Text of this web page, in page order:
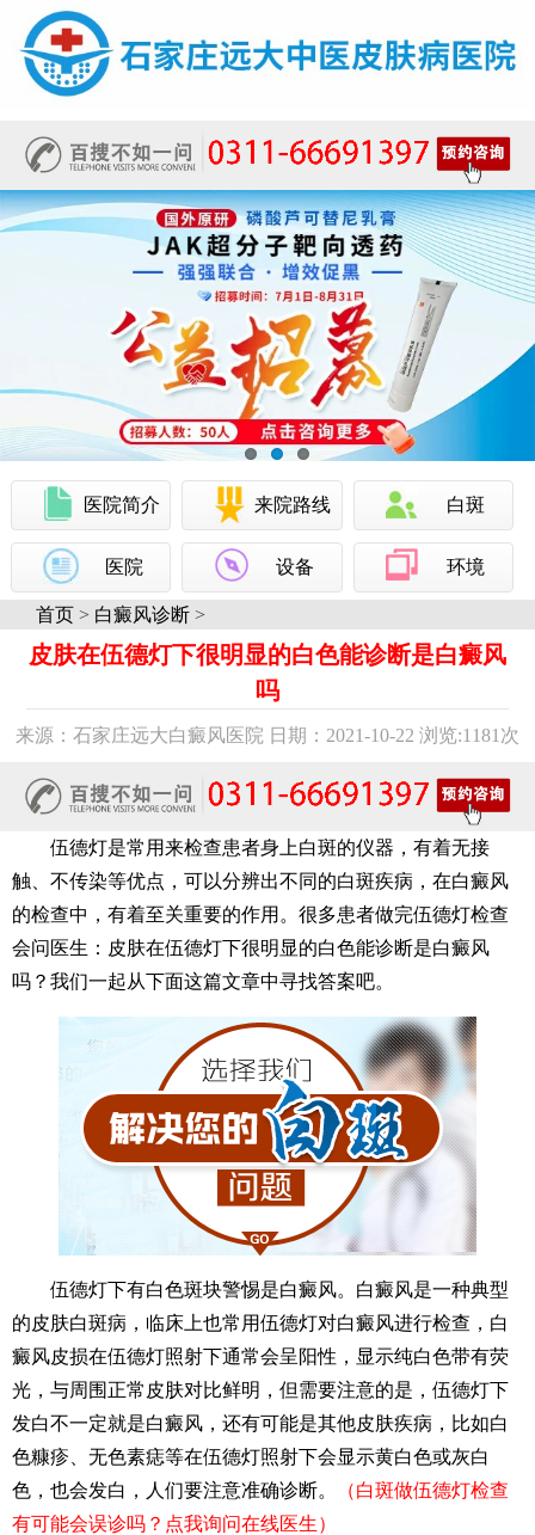
医院简介 来院路线 白斑
医院 设备 环境
首页 > 白癜风诊断 >
皮肤在伍德灯下很明显的白色能诊断是白癜风
吗
来源：石家庄远大白癜风医院 日期：2021-10-22 浏览:1181次
伍德灯是常用来检查患者身上白斑的仪器，有着无接
触、不传染等优点，可以分辨出不同的白斑疾病，在白癜风
的检查中，有着至关重要的作用。很多患者做完伍德灯检查
会问医生：皮肤在伍德灯下很明显的白色能诊断是白癜风
吗？我们一起从下面这篇文章中寻找答案吧。
伍德灯下有白色斑块警惕是白癜风。白癜风是一种典型
的皮肤白斑病，临床上也常用伍德灯对白癜风进行检查，白
癜风皮损在伍德灯照射下通常会呈阳性，显示纯白色带有荧
光，与周围正常皮肤对比鲜明，但需要注意的是，伍德灯下
发白不一定就是白癜风，还有可能是其他皮肤疾病，比如白
色糠疹、无色素痣等在伍德灯照射下会显示黄白色或灰白
色，也会发白，人们要注意准确诊断。
（白斑做伍德灯检查
有可能会误诊吗？点我询问在线医生）